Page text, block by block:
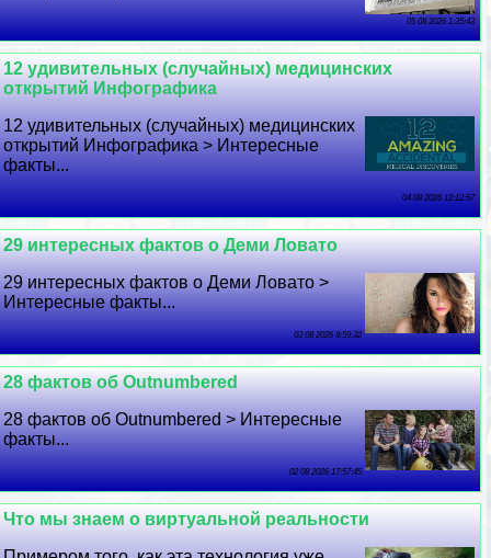
05 08 2026 1:35:43
12 удивительных (случайных) медицинских
открытий Инфографика
12 удивительных (случайных) медицинских
открытий Инфографика > Интересные
факты...
04 08 2026 12:12:57
29 интересных фактов о Деми Ловато
29 интересных фактов о Деми Ловато >
Интересные факты...
03 08 2026 8:59:32
28 фактов об Outnumbered
28 фактов об Outnumbered > Интересные
факты...
02 08 2026 17:57:45
Что мы знаем о виртуальной реальности